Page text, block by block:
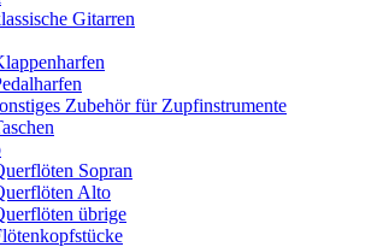
Gitarren
Zubehör für Zupfinstrumente
Sopran
Alto
übrige